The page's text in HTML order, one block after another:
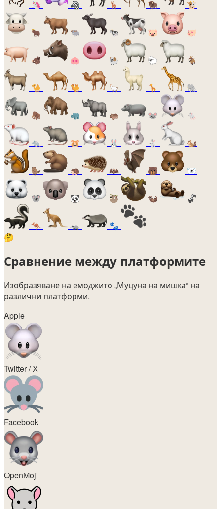
🦄 🦓 🦌 🦬 🐮
🐂 🐃 🐄 🐷 🐖
🐗 🐽 🐏 🐑 🐐
🐪 🐫 🦙 🦒 🐘
🦣 🦏 🦛 🐭 🐁
🐀 🐹 🐰 🐇 🐿️
🦫 🦔 🦇 🐻 🐻‍❄️
🐨 🐼 🦥 🦦 🦨
🦘 🦡
🐾
🤔
Сравнение между платформите
Изобразяване на емоджито „Муцуна на мишка“ на
различни платформи.
Apple
Twitter / X
Facebook
OpenMoji